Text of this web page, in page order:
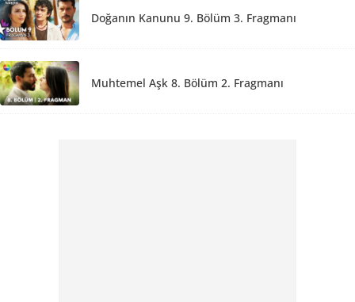
Doğanın Kanunu 9. Bölüm 3. Fragmanı
Muhtemel Aşk 8. Bölüm 2. Fragmanı